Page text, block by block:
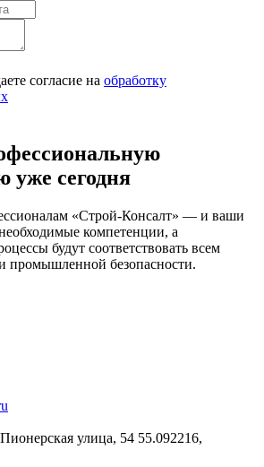
согласие на обработку
уже сегодня
«Строй-Консалт» — и ваши
компетенции, а
будут соответствовать всем
и промышленной безопасности.
улица, 54 55.092216,